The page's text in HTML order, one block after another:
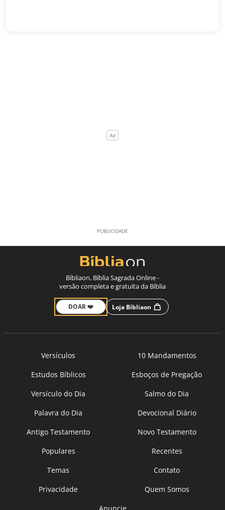
Bíbliaon, Bíblia Sagrada Online -
versão completa e gratuita da Bíblia
DOAR ❤️ Loja Bíbliaon
Versículos
10 Mandamentos
Estudos Bíblicos
Esboços de Pregação
Versículo do Dia
Salmo do Dia
Palavra do Dia
Devocional Diário
Antigo Testamento
Novo Testamento
Populares
Recentes
Temas
Contato
Privacidade
Quem Somos